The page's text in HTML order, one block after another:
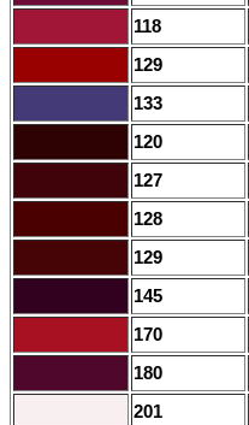
118
129
133
120
127
128
129
145
170
180
201